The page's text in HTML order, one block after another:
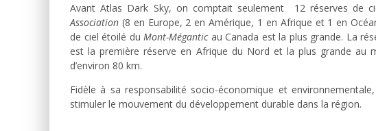
Avant Atlas Dark Sky, on comptait seulement 12 réserves de
Association (8 en Europe, 2 en Amérique, 1 en Afrique et 1 en
de ciel étoilé du Mont-Méganticau Canada est la plus grande. La
est la première réserve en Afrique du Nord et la plus grande au
d’environ 80 km.
Fidèle à sa responsabilité socio-économique et
stimuler le mouvement du développement durable dans la région.